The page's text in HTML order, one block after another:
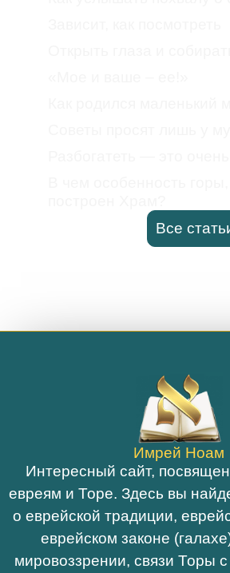
Все
Имрей Ноам
Интересный сайт,
евреям и Торе. Здесь вы
о еврейской традиции,
еврейском законе
мировоззрении, связи Торы